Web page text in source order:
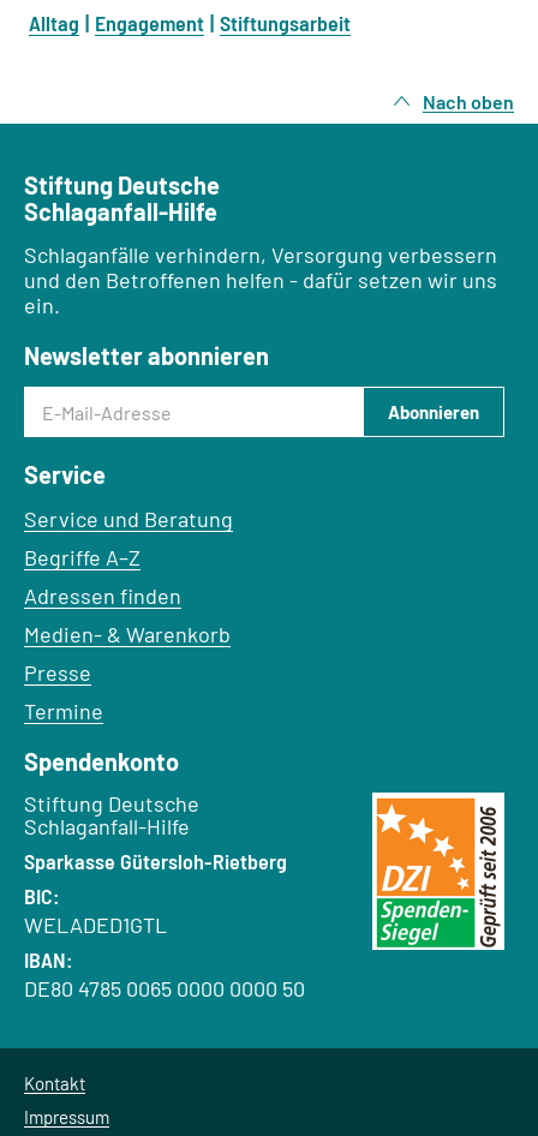
Alltag Engagement Stiftungsarbeit
Nach oben
Stiftung Deutsche
Schlaganfall-Hilfe
Schlaganfälle verhindern, Versorgung verbessern
und den Betroffenen helfen - dafür setzen wir uns
ein.
Newsletter abonnieren
E-Mail-Adresse
Abonnieren
Service
Service und Beratung
Begriffe A–Z
Adressen finden
Medien- & Warenkorb
Presse
Termine
Spendenkonto
Empfänger:
Stiftung Deutsche
Schlaganfall-Hilfe
Bank:
Sparkasse Gütersloh-Rietberg
BIC:
WELADED1GTL
IBAN:
DE80 4785 0065 0000 0000 50
Kontakt
Impressum